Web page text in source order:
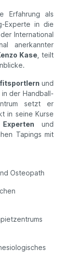
Erfahrung als
Experte in die
International
anerkannter
Kase , teilt
und
der Handball-
setzt er
in seine Kurse
und
Tapings mit
Osteopath